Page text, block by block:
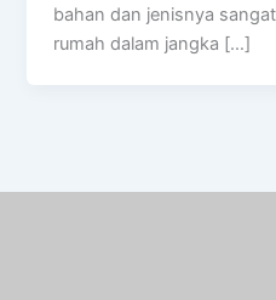
bahan dan jenisnya
rumah dalam jangka […]